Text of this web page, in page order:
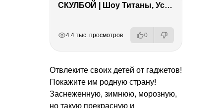
СКУЛБОЙ | Шоу Титаны, Усейн Болт, Ларрат, Зашквар!
4.4 тыс. просмотров 0
Отвлеките своих детей от гаджетов!
Покажите им родную страну!
Заснеженную, зимнюю, морозную,
но такую прекрасную и